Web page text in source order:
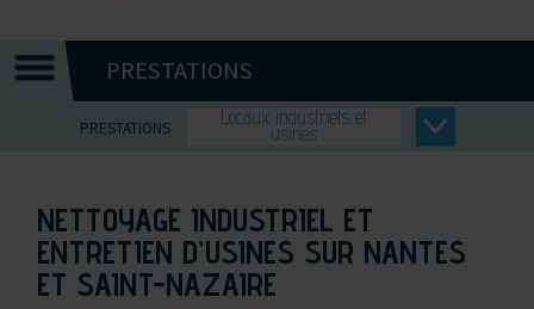
PRESTATIONS
NETTOYAGE INDUSTRIEL ET
ENTRETIEN D’USINES SUR NANTES
ET SAINT-NAZAIRE
PRESTATIONS Locaux industriels et
usines